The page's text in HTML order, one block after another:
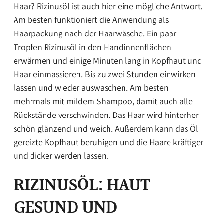
Haar? Rizinusöl ist auch hier eine mögliche Antwort.
Am besten funktioniert die Anwendung als
Haarpackung nach der Haarwäsche. Ein paar
Tropfen Rizinusöl in den Handinnenflächen
erwärmen und einige Minuten lang in Kopfhaut und
Haar einmassieren. Bis zu zwei Stunden einwirken
lassen und wieder auswaschen. Am besten
mehrmals mit mildem Shampoo, damit auch alle
Rückstände verschwinden. Das Haar wird hinterher
schön glänzend und weich. Außerdem kann das Öl
gereizte Kopfhaut beruhigen und die Haare kräftiger
und dicker werden lassen.
RIZINUSÖL: HAUT
GESUND UND